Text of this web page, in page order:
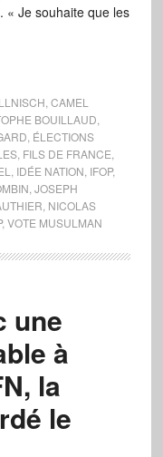
« Je souhaite que les
CAMEL
BOUILLAUD
ÉLECTIONS
, FILS DE FRANCE
IDÉE NATION IFOP,
JOSEPH
NICOLAS
, VOTE MUSULMAN
une
à
la
le